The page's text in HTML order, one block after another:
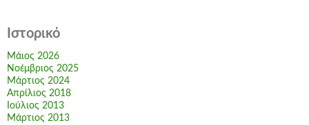
Ιστορικό
Μάιος 2026
Νοέμβριος 2025
Μάρτιος 2024
Απρίλιος 2018
Ιούλιος 2013
Μάρτιος 2013